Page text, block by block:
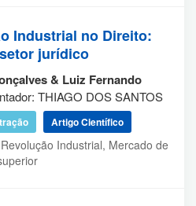
Industrial no Direito:
jurídico
& Luiz Fernando
THIAGO DOS SANTOS
Artigo Científico
Industrial, Mercado de